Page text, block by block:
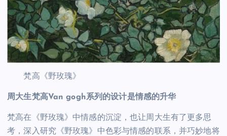
梵高《野玫瑰》
周大生梵高Van gogh系列的设计是情感的升华
梵高在《野玫瑰》中情感的沉淀，也让周大生有了更多思
考，深入研究《野玫瑰》中色彩与情感的联系，并巧妙地将